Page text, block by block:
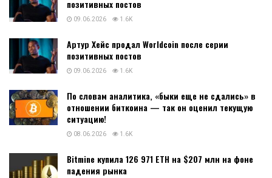
позитивных постов
09.06.2026 1.6K
Артур Хейс продал Worldcoin после серии
позитивных постов
09.06.2026 1.6K
По словам аналитика, «быки еще не сдались» в
отношении биткоина — так он оценил текущую
ситуацию!
08.06.2026 1.6K
Bitmine купила 126 971 ETH на $207 млн на фоне
падения рынка